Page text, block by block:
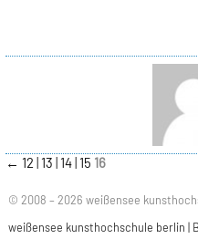
← 12 13 14 15 16
© 2008 – 2026 weißensee
weißensee kunsthochschule berlin |